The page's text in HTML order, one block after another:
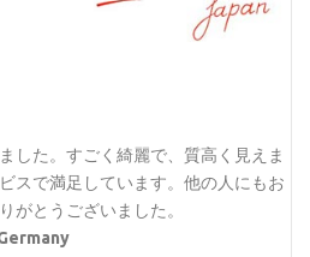
した。すごく綺麗で、質高く見えま
スで満足しています。他の人にもお
がとうございました。